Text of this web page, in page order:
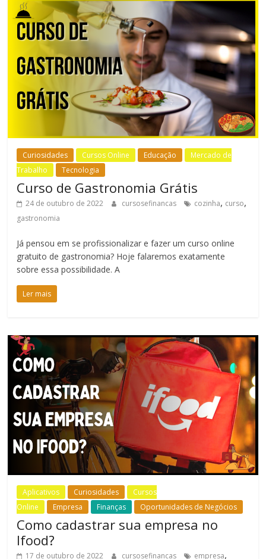
Curiosidades Cursos Online Educação
Mercado de
Trabalho
Tecnologia
Curso de Gastronomia Grátis
24 de outubro de 2022 cursosefinancas cozinha, curso,
gastronomia
Já pensou em se profissionalizar e fazer um curso online
gratuito de gastronomia? Hoje falaremos exatamente
sobre essa possibilidade. A
Ler mais
Aplicativos Curiosidades
Cursos
Online
Empresa Finanças Oportunidades de Negócios
Como cadastrar sua empresa no
Ifood?
17 de outubro de 2022 cursosefinancas empresa,